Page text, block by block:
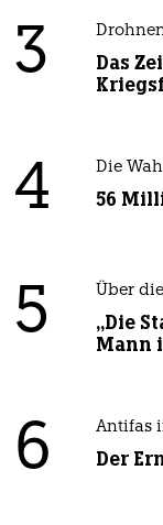
3
Das
4 Die
56
5 Über
„Die
Mann
6 Antifas
Der